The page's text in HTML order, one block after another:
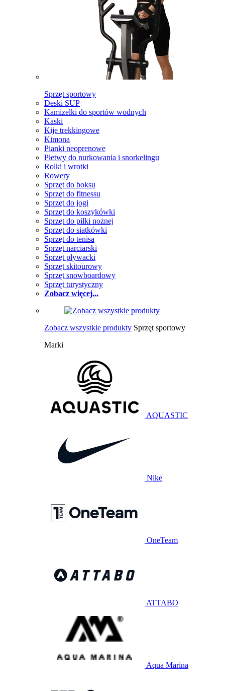
Sprzęt sportowy
Deski SUP
Kamizelki do sportów wodnych
Kaski
Kije trekkingowe
Kimona
Pianki neoprenowe
Płetwy do nurkowania i snorkelingu
Rolki i wrotki
Rowery
Sprzęt do boksu
Sprzęt do fitnessu
Sprzęt do jogi
Sprzęt do koszykówki
Sprzęt do piłki nożnej
Sprzęt do siatkówki
Sprzęt do tenisa
Sprzęt narciarski
Sprzęt pływacki
Sprzęt skitourowy
Sprzęt snowboardowy
Sprzęt turystyczny
Zobacz więcej...
Zobacz wszystkie produkty Sprzęt sportowy
Marki
AQUASTIC
Nike
OneTeam
ATTABO
Aqua Marina